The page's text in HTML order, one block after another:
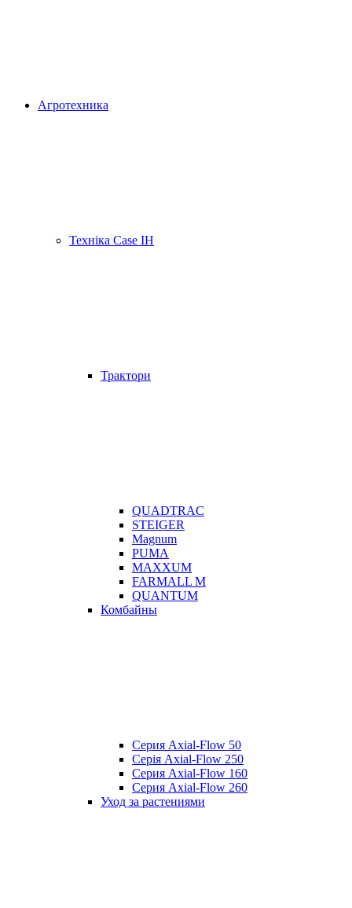
Агротехника
Техніка Case IH
Трактори
QUADTRAC
STEIGER
Magnum
PUMA
MAXXUM
FARMALL M
QUANTUM
Комбайны
Серия Axial-Flow 50
Серія Axial-Flow 250
Серия Axial-Flow 160
Серия Axial-Flow 260
Уход за растениями